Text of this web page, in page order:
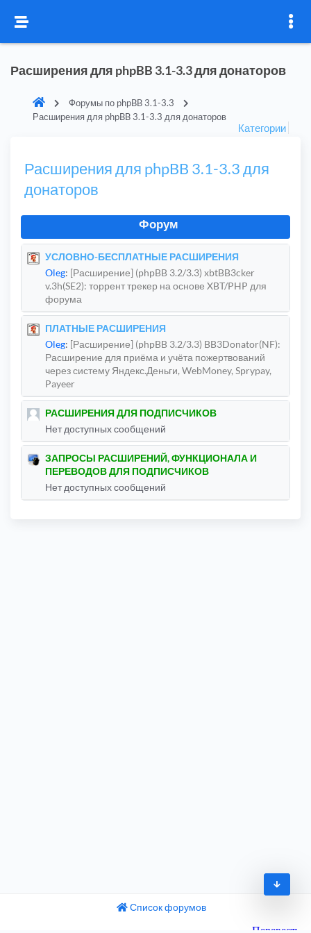
Расширения для phpBB 3.1-3.3 для донаторов
Форумы по phpBB 3.1-3.3
Расширения для phpBB 3.1-3.3 для донаторов
Категории
Расширения для phpBB 3.1-3.3 для
донаторов
Форум
УСЛОВНО-БЕСПЛАТНЫЕ РАСШИРЕНИЯ
Oleg: [Расширение] (phpBB 3.2/3.3) xbtBB3cker
v.3h(SE2): торрент трекер на основе XBT/PHP для
форума
ПЛАТНЫЕ РАСШИРЕНИЯ
Oleg: [Расширение] (phpBB 3.2/3.3) BB3Donator(NF):
Расширение для приёма и учёта пожертвований
через систему Яндекс.Деньги, WebMoney, Sprypay,
Payeer
РАСШИРЕНИЯ ДЛЯ ПОДПИСЧИКОВ
Нет доступных сообщений
ЗАПРОСЫ РАСШИРЕНИЙ, ФУНКЦИОНАЛА И
ПЕРЕВОДОВ ДЛЯ ПОДПИСЧИКОВ
Нет доступных сообщений
Список форумов